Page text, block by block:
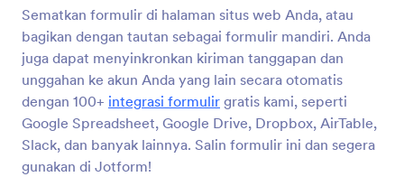
Sematkan formulir di halaman situs web Anda, atau
bagikan dengan tautan sebagai formulir mandiri. Anda
juga dapat menyinkronkan kiriman tanggapan dan
unggahan ke akun Anda yang lain secara otomatis
dengan 100+ integrasi formulir gratis kami, seperti
Google Spreadsheet, Google Drive, Dropbox, AirTable,
Slack, dan banyak lainnya. Salin formulir ini dan segera
gunakan di Jotform!
menggunakan aplikasi lain untuk memantau laporan
inspeksi kendaraan polisi, seperti Google Sheets,
Google Drive, atau Dropbox, Anda dapat secara
otomatis menyinkronkan pengiriman formulir ke
100+ aplikasi dengan integrasi formulir gratis
JotForm. Hari-hari laporan pemeriksaan pena dan
kertas telah berakhir - gunakan digital untuk
menghemat waktu dan lebih teratur dengan
Formulir Pemeriksaan Kendaraan online gratis kami.